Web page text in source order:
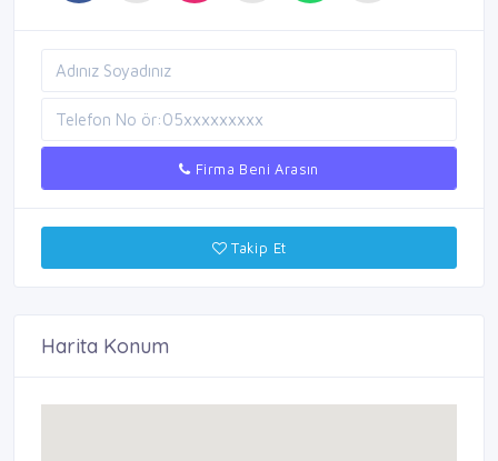
Firma Beni Arasın
Takip Et
Harita Konum